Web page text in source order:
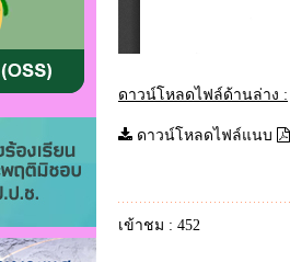
ดาวน์โหลดไฟล์ด้านล่าง :
ดาวน์โหลดไฟล์แนบ
เข้าชม : 452